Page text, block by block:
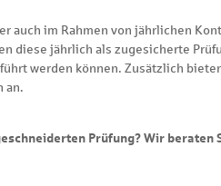
auch im Rahmen von jährlichen
diese jährlich als zugesicherte
werden können. Zusätzlich
an.
Prüfung? Wir beraten